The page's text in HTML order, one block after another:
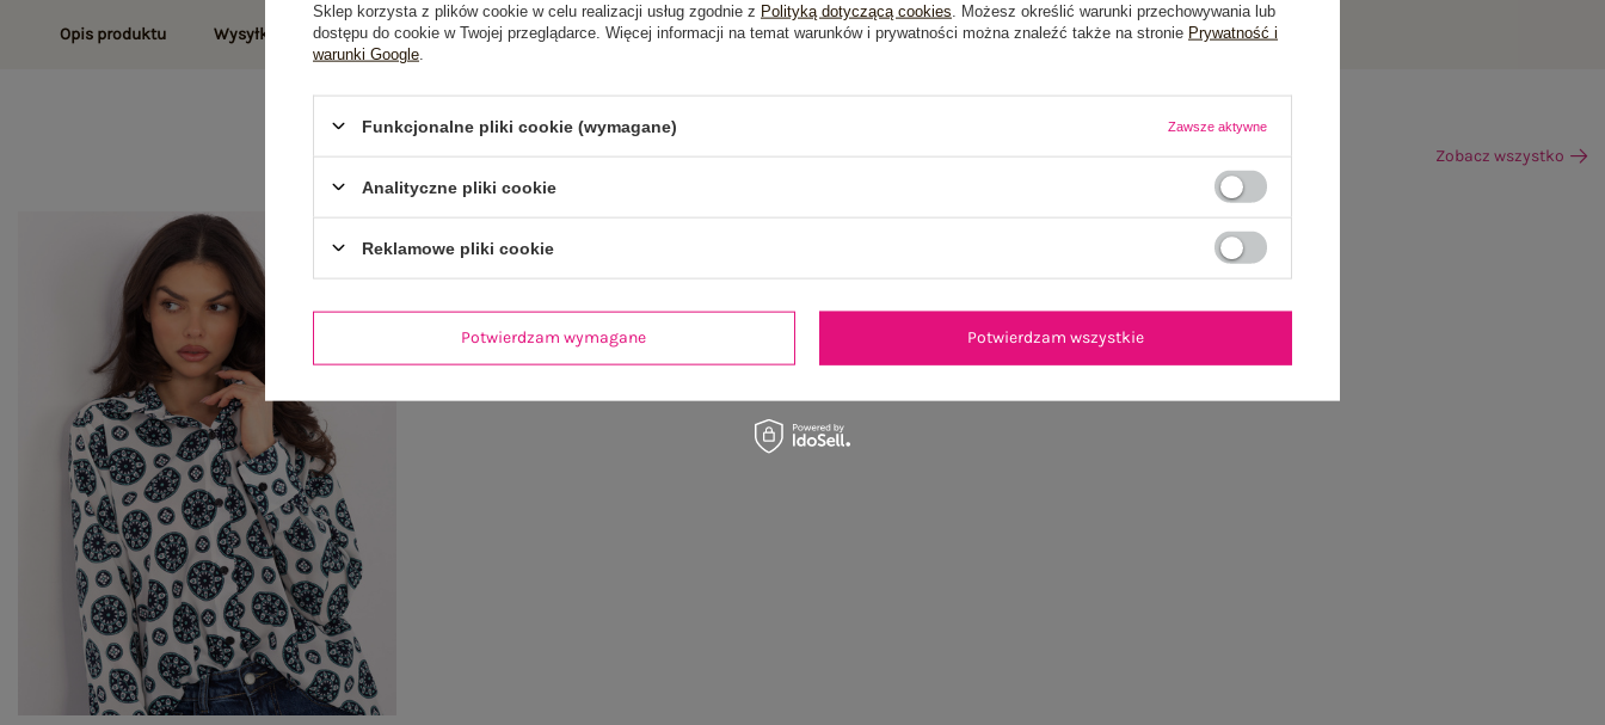
Opis produktu Wysyłka i dostawa Zwroty i reklamacje Opinie o produkcie(1)
Zobacz wszystko
Sklep korzysta z plików cookie w celu realizacji usług zgodnie z Polityką dotyczącą cookies . Możesz określić warunki przechowywania lub
dostępu do cookie w Twojej przeglądarce. Więcej informacji na temat warunków i prywatności można znaleźć także na stronie Prywatność i
warunki Google
Funkcjonalne pliki cookie (wymagane) Zawsze aktywne
Analityczne pliki cookie
Reklamowe pliki cookie
Potwierdzam wymagane Potwierdzam wszystkie